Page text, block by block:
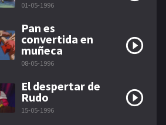
01-05-1996
Pan es
convertida en
muñeca
08-05-1996
El despertar de
Rudo
15-05-1996